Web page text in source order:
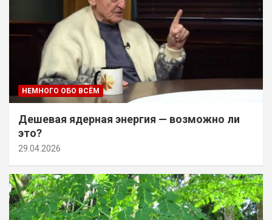
НЕМНОГО ОБО ВСЁМ
Дешевая ядерная энергия — возможно ли
это?
29.04.2026